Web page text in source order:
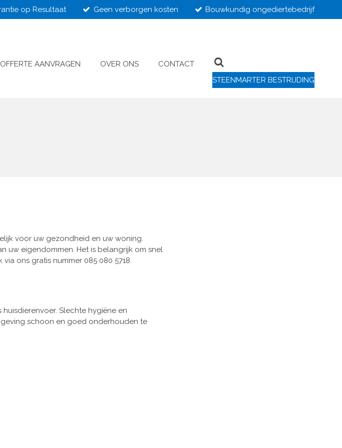
op Resultaat Geen verborgen kosten Bouwkundig ongediertebedrijf
OFFERTE AANVRAGEN OVER ONS
CONTACT
STEENMARTER BESTRIJDING
voor uw gezondheid en uw woning.
uw eigendommen. Het is belangrijk om snel
ons gratis nummer 085 080 5718.
Slechte hygiëne en
schoon en goed onderhouden te